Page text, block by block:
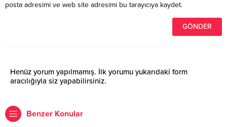
posta adresimi ve web site adresimi bu tarayıcıya kaydet.
Henüz yorum yapılmamış. İlk yorumu yukarıdaki form
aracılığıyla siz yapabilirsiniz.
Benzer Konular